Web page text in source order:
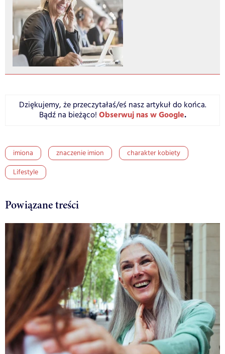
Dziękujemy, że przeczytałaś/eś nasz artykuł do końca.
Bądź na bieżąco! Obserwuj nas w Google.
imiona znaczenie imion
charakter kobiety
Lifestyle
Powiązane treści